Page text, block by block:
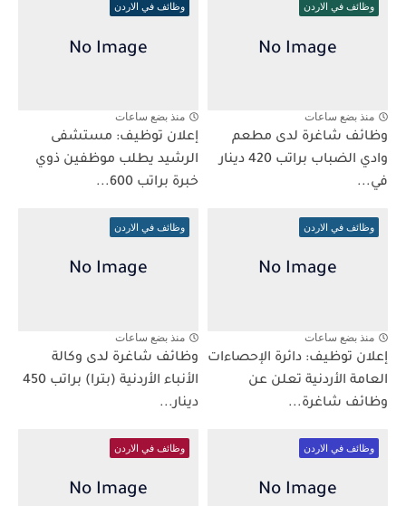
وظائف في الاردن
منذ بضع ساعات
وظائف شاغرة لدى مطعم
وادي الضباب براتب 420 دينار
في...
وظائف في الاردن
منذ بضع ساعات
إعلان توظيف: مستشفى
الرشيد يطلب موظفين ذوي
خبرة براتب 600...
وظائف في الاردن
منذ بضع ساعات
إعلان توظيف: دائرة الإحصاءات
العامة الأردنية تعلن عن
وظائف شاغرة...
وظائف في الاردن
منذ بضع ساعات
وظائف شاغرة لدى وكالة
الأنباء الأردنية (بترا) براتب 450
دينار...
وظائف في الاردن وظائف في الاردن